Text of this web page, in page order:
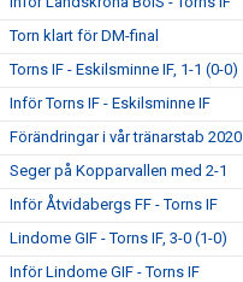
Torn klart för DM-final
Torns IF - Eskilsminne IF, 1-1 (0-0)
Inför Torns IF - Eskilsminne IF
Förändringar i vår tränarstab 2020
Seger på Kopparvallen med 2-1
Inför Åtvidabergs FF - Torns IF
Lindome GIF - Torns IF, 3-0 (1-0)
Inför Lindome GIF - Torns IF